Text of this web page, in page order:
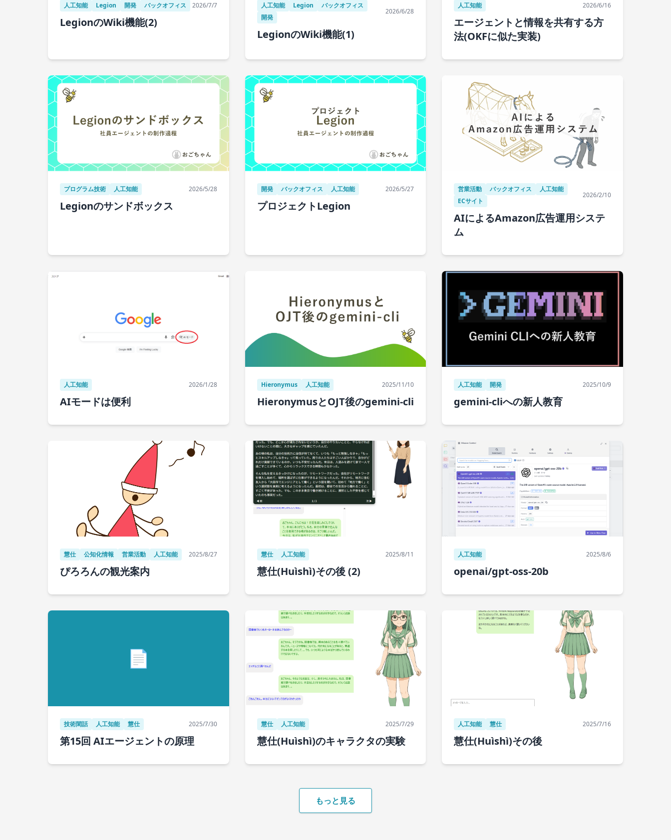
人工知能 Legion 開発 バックオフィス 2026/7/7
LegionのWiki機能(2)
人工知能 Legion
バックオフィス
開発
2026/6/28
LegionのWiki機能(1)
人工知能 2026/6/16
エージェントと情報を共有する方
法(OKFに似た実装)
プログラム技術 人工知能 2026/5/28
Legionのサンドボックス
開発 バックオフィス 人工知能 2026/5/27
プロジェクトLegion
営業活動 バックオフィス
人工知能
ECサイト
2026/2/10
AIによるAmazon広告運用システ
ム
人工知能 2026/1/28
AIモードは便利
Hieronymus 人工知能 2025/11/10
HieronymusとOJT後のgemini-cli
人工知能 開発 2025/10/9
gemini-cliへの新人教育
慧仕 公知化情報 営業活動 人工知能 2025/8/27
ぴろろんの観光案内
慧仕 人工知能 2025/8/11
慧仕(Huìshì)その後 (2)
人工知能 2025/8/6
openai/gpt-oss-20b
📄
技術閑話 人工知能 慧仕 2025/7/30
第15回 AIエージェントの原理
慧仕 人工知能 2025/7/29
慧仕(Huìshì)のキャラクタの実験
人工知能 慧仕 2025/7/16
慧仕(Huìshì)その後
もっと見る